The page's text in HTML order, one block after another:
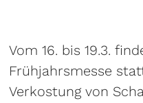
Vom 16. bis 19.3.
Frühjahrsmesse
Verkostung von